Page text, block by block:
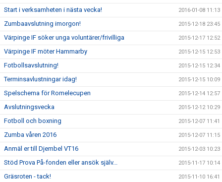
Start i verksamheten i nästa vecka! 2016-01-08 11:13
Zumbaavslutning imorgon! 2015-12-18 23:45
Värpinge IF söker unga voluntärer/frivilliga 2015-12-17 12:52
Värpinge IF möter Hammarby 2015-12-15 12:53
Fotbollsavslutning! 2015-12-15 12:34
Terminsavlustningar idag! 2015-12-15 10:09
Spelschema för Romelecupen 2015-12-14 12:57
Avslutningsvecka 2015-12-12 10:29
Fotboll och boxning 2015-12-07 11:41
Zumba våren 2016 2015-12-07 11:15
Anmäl er till Djembel VT16 2015-12-03 10:23
Stöd Prova På-fonden eller ansök själv... 2015-11-17 10:14
Gräsroten - tack! 2015-11-10 16:41